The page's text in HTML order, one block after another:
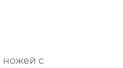
ножей с